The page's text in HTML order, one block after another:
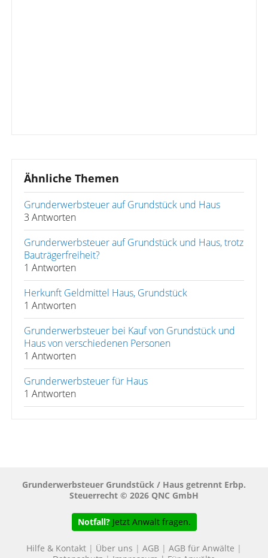
Ähnliche Themen
Grunderwerbsteuer auf Grundstück und Haus
3 Antworten
Grunderwerbsteuer auf Grundstück und Haus, trotz
Bauträgerfreiheit?
1 Antworten
Herkunft Geldmittel Haus, Grundstück
1 Antworten
Grunderwerbsteuer bei Kauf von Grundstück und
Haus von verschiedenen Personen
1 Antworten
Grunderwerbsteuer für Haus
1 Antworten
Grunderwerbsteuer Grundstück / Haus getrennt Erbp.
Steuerrecht © 2026 QNC GmbH
Notfall? Jetzt Anwalt fragen.
Hilfe & Kontakt | Über uns | AGB | AGB für Anwälte |